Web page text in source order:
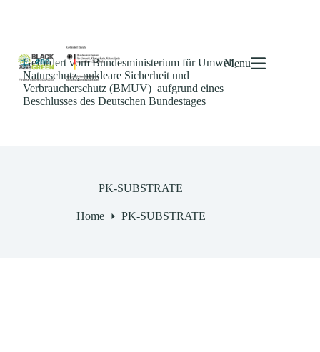
Menu
Gefördert vom Bundesministerium für Umwelt,
Naturschutz, nukleare Sicherheit und
Verbraucherschutz (BMUV) aufgrund eines
Beschlusses des Deutschen Bundestages
PK-SUBSTRATE
Home PK-SUBSTRATE